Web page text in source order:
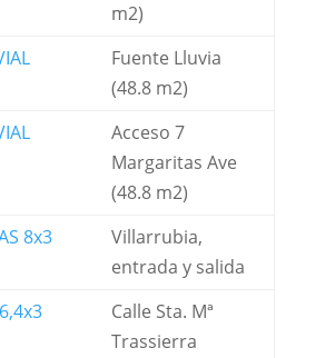
m2)
Fuente Lluvia
(48.8 m2)
Acceso 7
Margaritas Ave
(48.8 m2)
8x3
Villarrubia,
entrada y salida
Calle Sta. Mª
Trassierra